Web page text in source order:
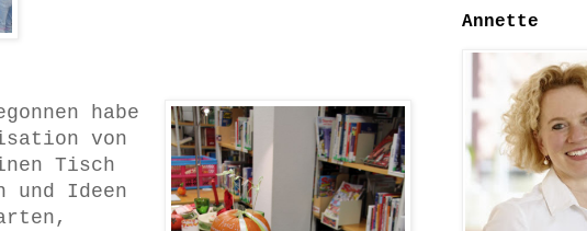
habe
von
Tisch
und Ideen
Annette